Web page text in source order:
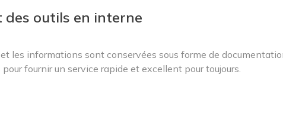
des outils en interne
les informations sont conservées sous forme de
fournir un service rapide et excellent pour toujours.